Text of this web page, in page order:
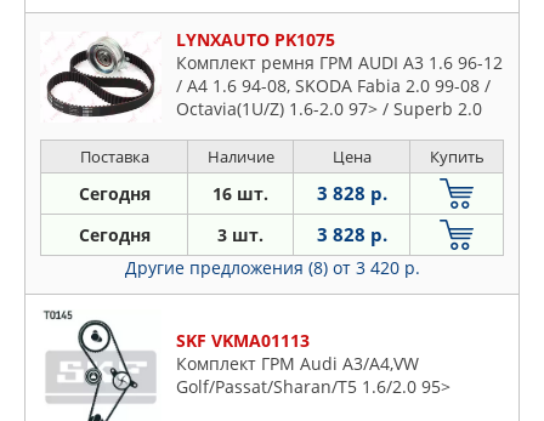
LYNXAUTO PK1075
Комплект ремня ГРМ AUDI A3 1.6 96-12
/ A4 1.6 94-08, SKODA Fabia 2.0 99-08 /
Octavia(1U/Z) 1.6-2.0 97> / Superb 2.0
1.6-2.0 04> / Golf IV-VI 1.6-2.0 99-08 /
Jetta 1.6-2.0 05>
Поставка Наличие Цена Купить
Сегодня 16 шт. 3 828 р.
Сегодня 3 шт. 3 828 р.
Другие предложения (8) от 3 420 р.
SKF VKMA01113
Комплект ГРМ Audi A3/A4,VW
Golf/Passat/Sharan/T5 1.6/2.0 95>